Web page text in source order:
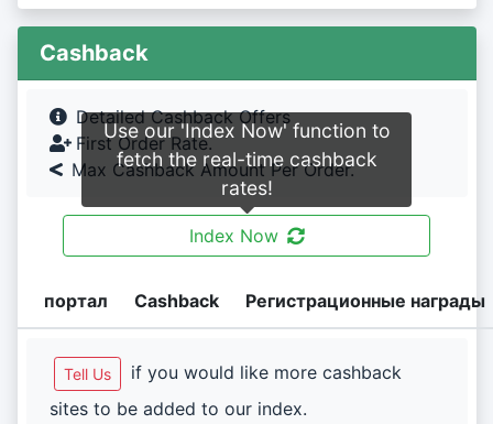
Cashback
Detailed Cashback Offers
First Order Rate.
Max Cashback Amount Per Order.
Index Now
портал Cashback Регистрационные награды
Tell Us
if you would like more cashback
sites to be added to our index.
Use our 'Index Now' function to
fetch the real-time cashback
rates!